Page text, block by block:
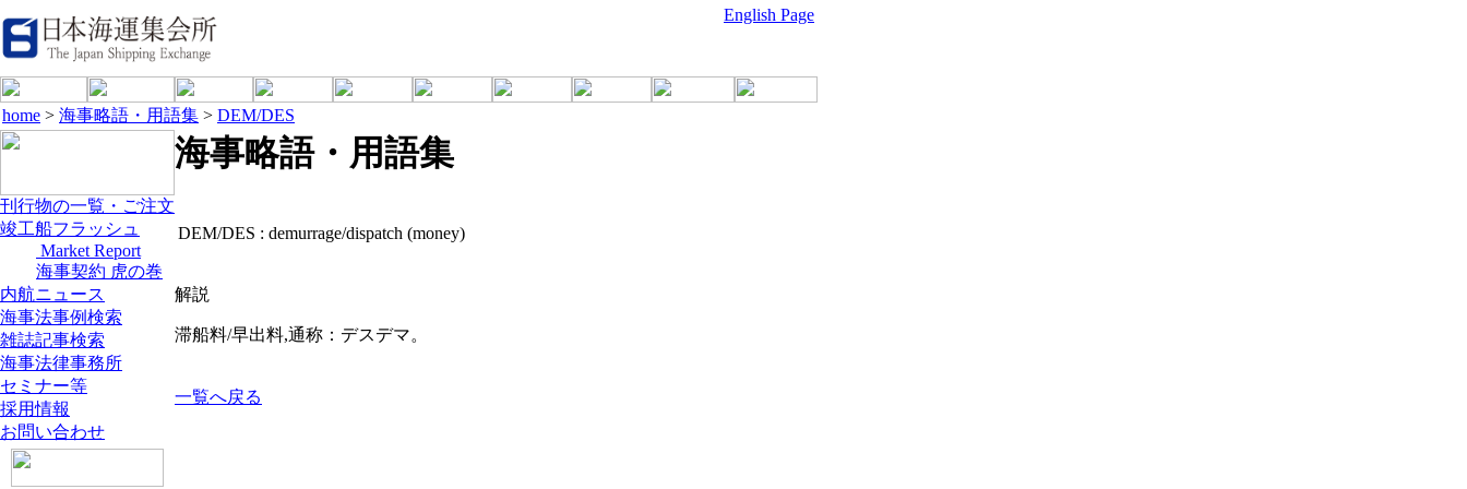
English Page
home > 海事略語・用語集 > DEM/DES
刊行物の一覧・ご注文
竣工船フラッシュ
Market Report
海事契約 虎の巻
内航ニュース
海事法事例検索
雑誌記事検索
海事法律事務所
セミナー等
採用情報
お問い合わせ
海事略語・用語集
DEM/DES : demurrage/dispatch (money)
解説
滞船料/早出料,通称：デスデマ。
一覧へ戻る